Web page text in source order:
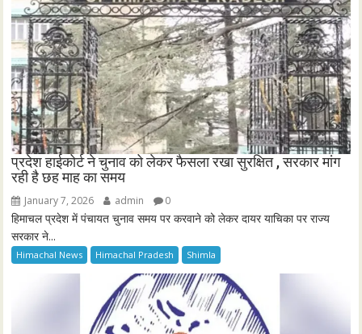
प्रदेश हाईकोर्ट ने चुनाव को लेकर फैसला रखा सुरक्षित , सरकार मांग
रही है छह माह का समय
January 7, 2026 admin 0
हिमाचल प्रदेश में पंचायत चुनाव समय पर करवाने को लेकर दायर याचिका पर राज्य
सरकार ने...
Himachal News Himachal Pradesh Shimla